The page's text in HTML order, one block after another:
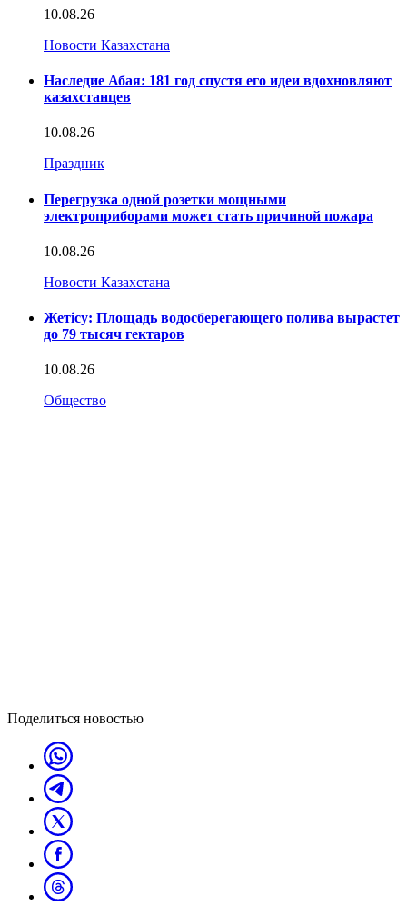
10.08.26
Новости Казахстана
Наследие Абая: 181 год спустя его идеи вдохновляют
казахстанцев
10.08.26
Праздник
Перегрузка одной розетки мощными
электроприборами может стать причиной пожара
10.08.26
Новости Казахстана
Жетісу: Площадь водосберегающего полива вырастет
до 79 тысяч гектаров
10.08.26
Общество
Поделиться новостью